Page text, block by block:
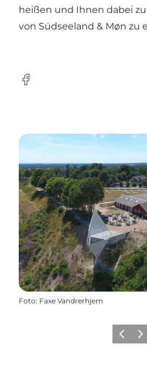
heißen und Ihnen dabei
von Südseeland & Møn zu
Facebook
Foto: Faxe Vandrerhjem
Zurück